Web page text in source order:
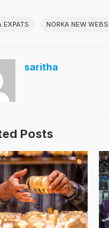
EXPATS NORKA NEW
saritha
Posts